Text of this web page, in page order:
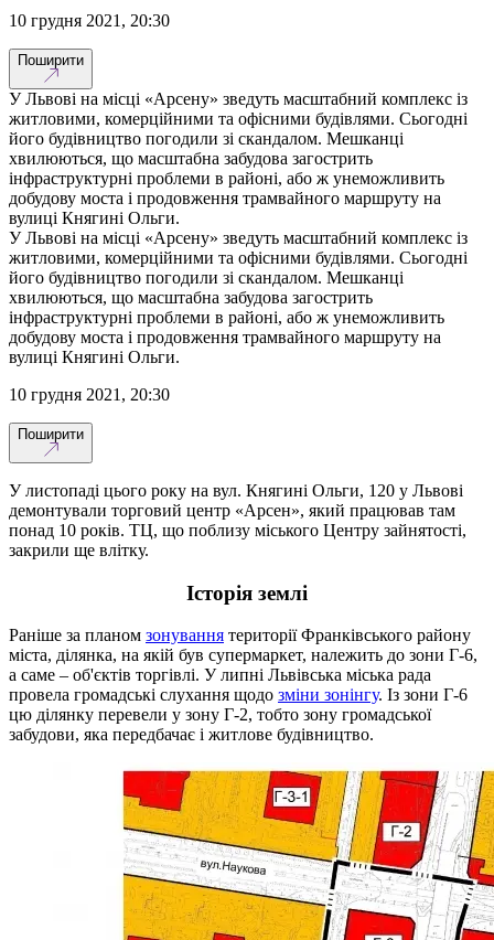
10 грудня 2021, 20:30
Поширити
У Львові на місці «Арсену» зведуть масштабний комплекс із
житловими, комерційними та офісними будівлями. Сьогодні
його будівництво погодили зі скандалом. Мешканці
хвилюються, що масштабна забудова загострить
інфраструктурні проблеми в районі, або ж унеможливить
добудову моста і продовження трамвайного маршруту на
вулиці Княгині Ольги.
У Львові на місці «Арсену» зведуть масштабний комплекс із
житловими, комерційними та офісними будівлями. Сьогодні
його будівництво погодили зі скандалом. Мешканці
хвилюються, що масштабна забудова загострить
інфраструктурні проблеми в районі, або ж унеможливить
добудову моста і продовження трамвайного маршруту на
вулиці Княгині Ольги.
10 грудня 2021, 20:30
Поширити
У листопаді цього року на вул. Княгині Ольги, 120 у Львові
демонтували торговий центр «Арсен», який працював там
понад 10 років. ТЦ, що поблизу міського Центру зайнятості,
закрили ще влітку.
Історія землі
Раніше за планом зонування території Франківського району
міста, ділянка, на якій був супермаркет, належить до зони Г-6,
а саме – об'єктів торгівлі. У липні Львівська міська рада
провела громадські слухання щодо зміни зонінгу. Із зони Г-6
цю ділянку перевели у зону Г-2, тобто зону громадської
забудови, яка передбачає і житлове будівництво.